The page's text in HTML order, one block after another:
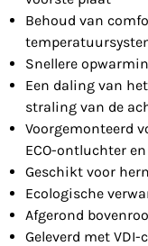
Behoud van
Snellere
Een daling van
straling van de
Voorgemonteerd
ECO-ontluchter
Geschikt voor
Ecologische
Afgerond
Geleverd met